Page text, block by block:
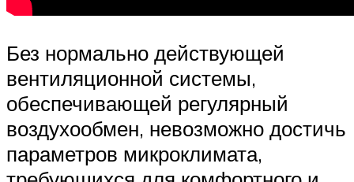
Без нормально действующей
вентиляционной системы,
обеспечивающей регулярный
воздухообмен, невозможно достичь
параметров микроклимата,